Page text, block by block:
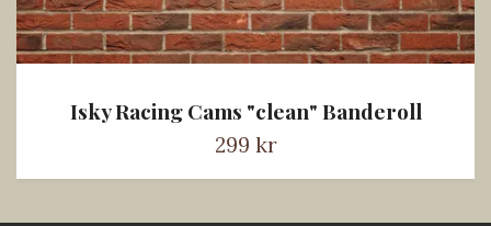
Isky Racing Cams "clean" Banderoll
299 kr